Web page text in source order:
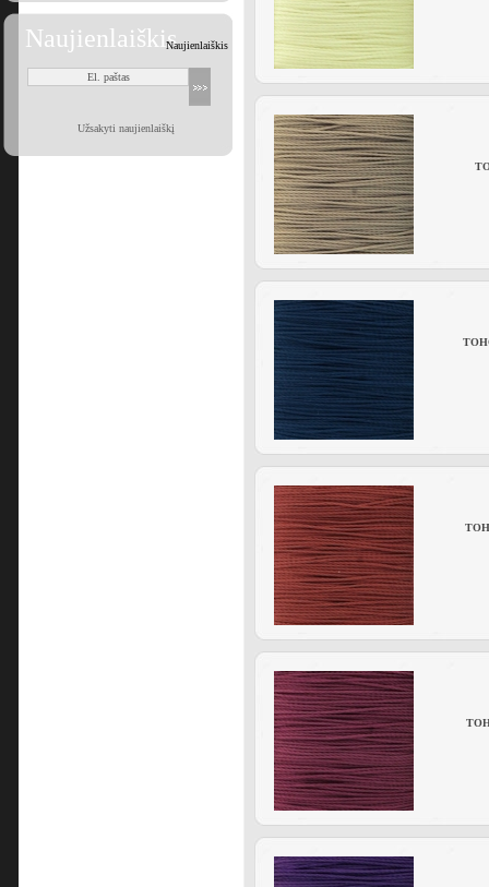
NaujienlaiškisNaujienlaiškis
Užsakyti naujienlaiškį